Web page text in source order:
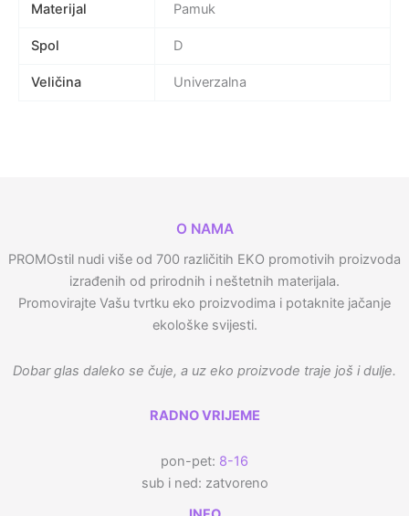
Materijal Pamuk
Spol D
Veličina Univerzalna
O NAMA
PROMOstil nudi više od 700 različitih EKO promotivih proizvoda
izrađenih od prirodnih i neštetnih materijala.
Promovirajte Vašu tvrtku eko proizvodima i potaknite jačanje
ekološke svijesti.
Dobar glas daleko se čuje, a uz eko proizvode traje još i dulje.
RADNO VRIJEME
pon-pet: 8-16
sub i ned: zatvoreno